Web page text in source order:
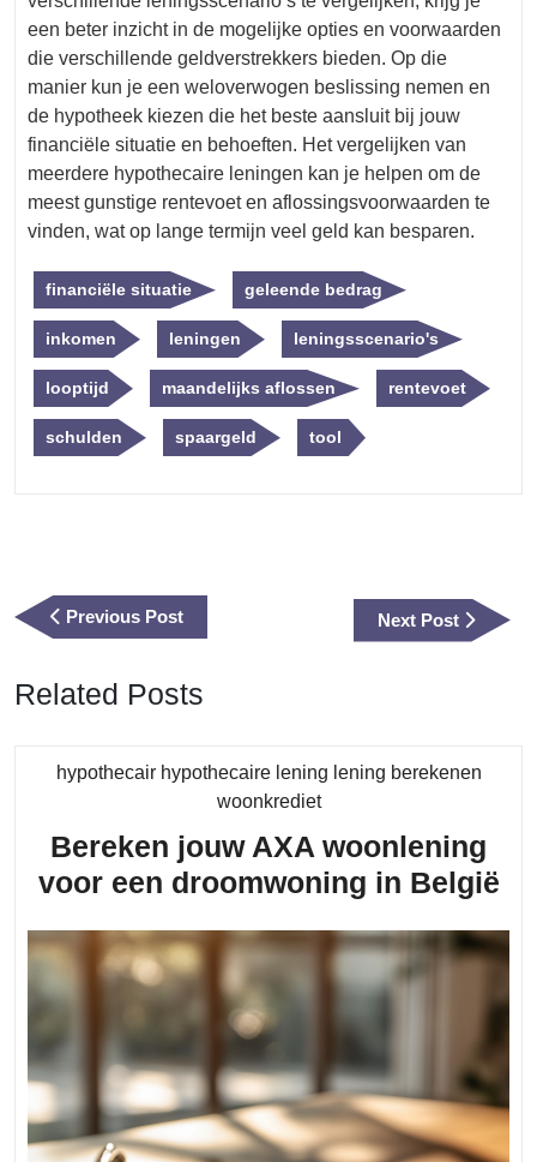
een beter inzicht in de mogelijke opties en voorwaarden
die verschillende geldverstrekkers bieden. Op die
manier kun je een weloverwogen beslissing nemen en
de hypotheek kiezen die het beste aansluit bij jouw
financiële situatie en behoeften. Het vergelijken van
meerdere hypothecaire leningen kan je helpen om de
meest gunstige rentevoet en aflossingsvoorwaarden te
vinden, wat op lange termijn veel geld kan besparen.
financiële situatie geleende bedrag
inkomen leningen leningsscenario's
looptijd maandelijks aflossen rentevoet
schulden spaargeld tool
Previous PostPrevious
Post
Next Post
Next
Post
Related Posts
hypothecair hypothecaire lening lening berekenen
woonkredietCategory
Bereken jouw AXA woonlening
voor een droomwoning in België
in